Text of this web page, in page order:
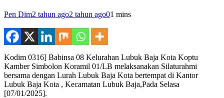
Pen Dim2 tahun ago2 tahun ago01 mins
Kodim 0316] Babinsa 08 Kelurahan Lubuk Baja Kota Koptu
Kamber Simbolon Koramil 01/LB melaksanakan Silaturahmi
bersama dengan Lurah Lubuk Baja Kota bertempat di Kantor
Lubuk Baja Kota , Kecamatan Lubuk Baja,Pada Selasa
[07/01/2025].